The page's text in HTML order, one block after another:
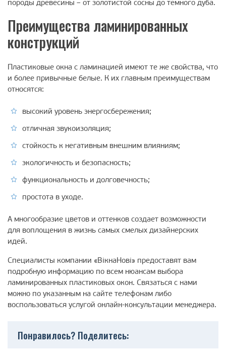
породы древесины – от золотистой сосны до темного дуба.
Преимущества ламинированных
конструкций
Пластиковые окна с ламинацией имеют те же свойства, что
и более привычные белые. К их главным преимуществам
относятся:
высокий уровень энергосбережения;
отличная звукоизоляция;
стойкость к негативным внешним влияниям;
экологичность и безопасность;
функциональность и долговечность;
простота в уходе.
А многообразие цветов и оттенков создает возможности
для воплощения в жизнь самых смелых дизайнерских
идей.
Специалисты компании «ВікнаНові» предоставят вам
подробную информацию по всем нюансам выбора
ламинированных пластиковых окон. Связаться с нами
можно по указанным на сайте телефонам либо
воспользоваться услугой онлайн-консультации менеджера.
Понравилось? Поделитесь: